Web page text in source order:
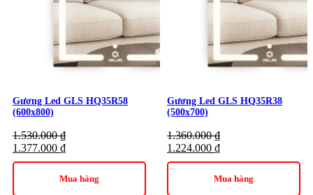
Gương Led GLS HQ35R58
(600x800)
1.530.000₫
1.377.000 ₫
Mua hàng
Gương Led GLS HQ35R38
(500x700)
1.360.000₫
1.224.000 ₫
Mua hàng